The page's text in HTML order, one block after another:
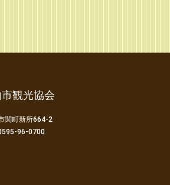
観光協会
関町新所664-2
96-0700